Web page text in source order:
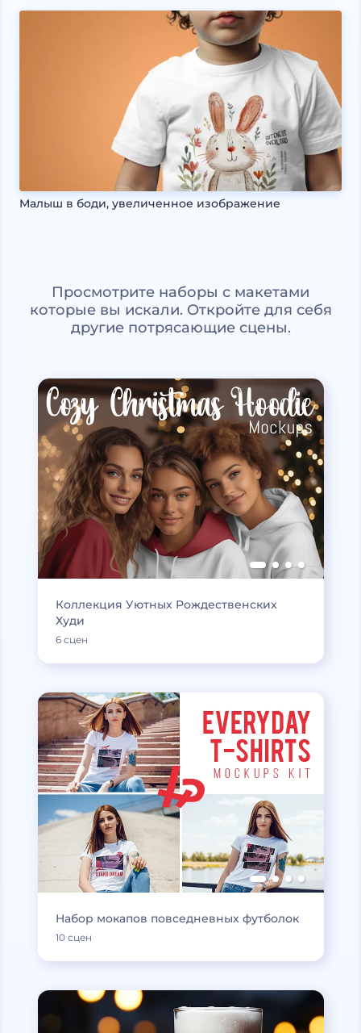
Малыш в боди, увеличенное изображение
Просмотрите наборы с макетами
которые вы искали. Откройте для себя
другие потрясающие сцены.
Коллекция Уютных Рождественских
Худи
6 сцен
Набор мокапов повседневных футболок
10 сцен